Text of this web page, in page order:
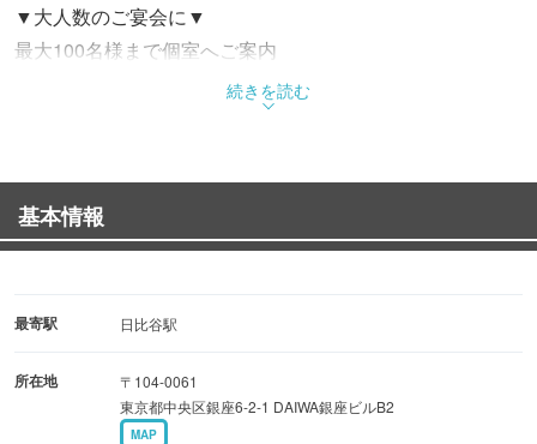
▼大人数のご宴会に▼
最大100名様まで個室へご案内
宴会・歓迎会・送別会・忘年会や同窓会などに♪
３時間飲み放題付蟹コースは今なら特価3,999円より!!
▼期間限定クーポン▼
幹事様無料や飲み放題などお得情報満載☆
続きを読む
基本情報
最寄駅 日比谷駅
所在地
〒104-0061
東京都中央区銀座6-2-1 DAIWA銀座ビルB2
MAP